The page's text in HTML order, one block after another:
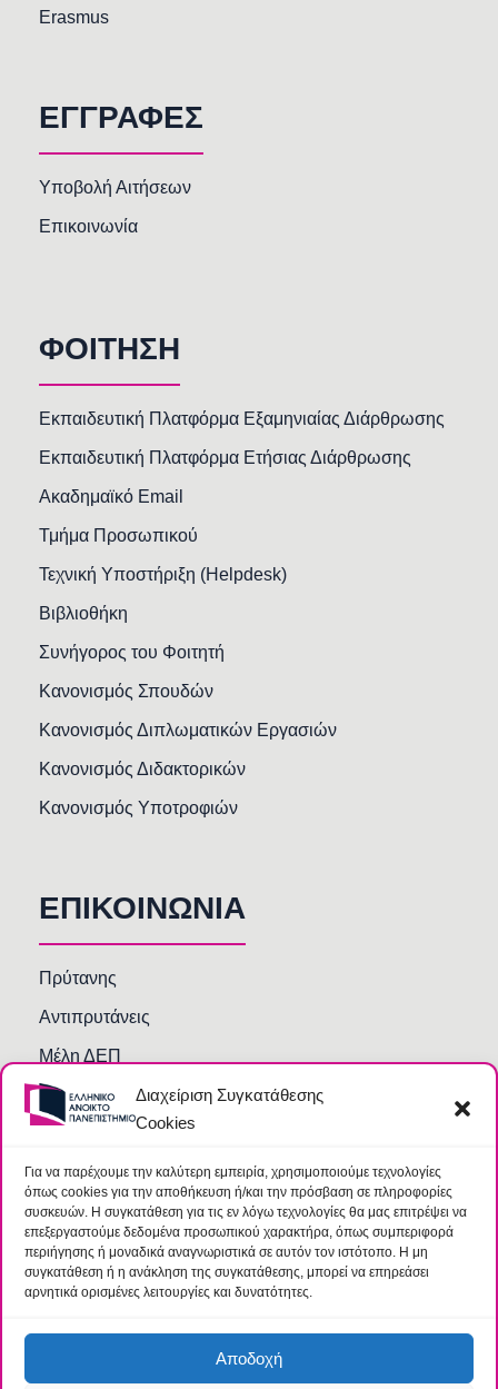
Διαχείριση Συγκατάθεσης
Cookies
Για να παρέχουμε την καλύτερη εμπειρία, χρησιμοποιούμε τεχνολογίες
όπως cookies για την αποθήκευση ή/και την πρόσβαση σε πληροφορίες
συσκευών. Η συγκατάθεση για τις εν λόγω τεχνολογίες θα μας επιτρέψει να
επεξεργαστούμε δεδομένα προσωπικού χαρακτήρα, όπως συμπεριφορά
περιήγησης ή μοναδικά αναγνωριστικά σε αυτόν τον ιστότοπο. Η μη
συγκατάθεση ή η ανάκληση της συγκατάθεσης, μπορεί να επηρεάσει
αρνητικά ορισμένες λειτουργίες και δυνατότητες.
Αποδοχή
Erasmus
ΕΓΓΡΑΦΕΣ
Υποβολή Αιτήσεων
Επικοινωνία
ΦΟΙΤΗΣΗ
Εκπαιδευτική Πλατφόρμα Εξαμηνιαίας Διάρθρωσης
Εκπαιδευτική Πλατφόρμα Ετήσιας Διάρθρωσης
Ακαδημαϊκό Email
Τμήμα Προσωπικού
Τεχνική Υποστήριξη (Helpdesk)
Βιβλιοθήκη
Συνήγορος του Φοιτητή
Κανονισμός Σπουδών
Κανονισμός Διπλωματικών Εργασιών
Κανονισμός Διδακτορικών
Κανονισμός Υποτροφιών
ΕΠΙΚΟΙΝΩΝΙΑ
Πρύτανης
Αντιπρυτάνεις
Μέλη ΔΕΠ
Τμήματα και Υπηρεσίες
Γραμματείες Κοσμητειών Σχολών
Βιβλιοθήκη
Συχνές Ερωτήσεις